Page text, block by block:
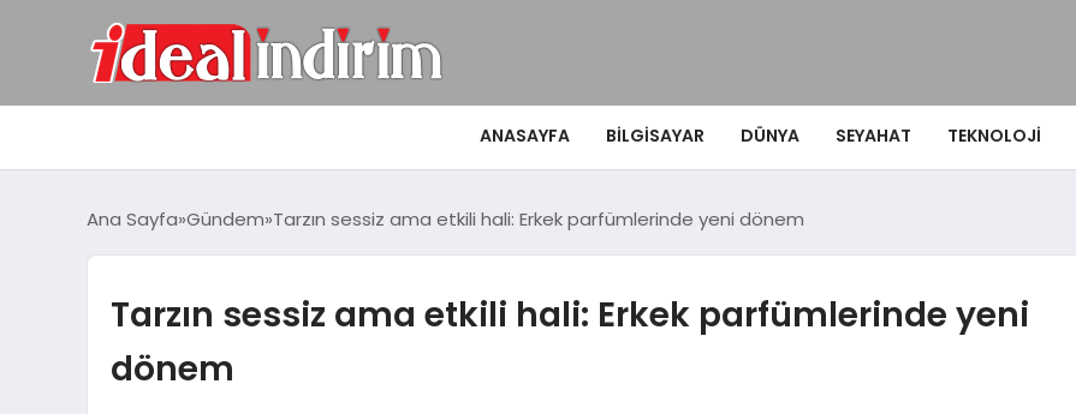
ANASAYFA BILGISAYAR DÜNYA SEYAHAT TEKNOLOJI
Ana Sayfa Gündem Tarzın sessiz ama etkili hali: Erkek parfümlerinde yeni dönem
Tarzın sessiz ama etkili hali: Erkek parfümlerinde yeni
dönem